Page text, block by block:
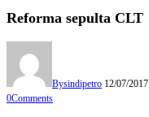
Reforma sepulta CLT
Bysindipetro 12/07/2017
0Comments